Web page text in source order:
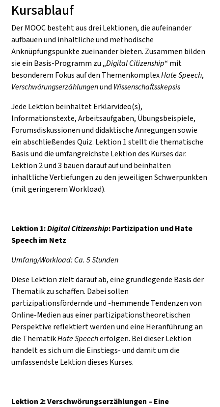
Kursablauf
Der MOOC besteht aus drei Lektionen, die aufeinander
aufbauen und inhaltliche und methodische
Anknüpfungspunkte zueinander bieten. Zusammen bilden
sie ein Basis-Programm zu „Digital Citizenship“ mit
besonderem Fokus auf den ThemenkomplexHate Speech,
Verschwörungserzählungenund Wissenschaftsskepsis
Jede Lektion beinhaltet Erklärvideo(s),
Informationstexte, Arbeitsaufgaben, Übungsbeispiele,
Forumsdiskussionen und didaktische Anregungen sowie
ein abschließendes Quiz. Lektion 1 stellt die thematische
Basis und die umfangreichste Lektion des Kurses dar.
Lektion 2 und 3 bauen darauf auf und beinhalten
inhaltliche Vertiefungen zu den jeweiligen Schwerpunkten
(mit geringerem Workload).
Lektion 1:Digital Citizenship: Partizipation und Hate
Speech im Netz
Umfang/Workload: Ca. 5 Stunden
Diese Lektion zielt darauf ab, eine grundlegende Basis der
Thematik zu schaffen. Dabei sollen
partizipationsfördernde und -hemmende Tendenzen von
Online-Medien aus einer partizipationstheoretischen
Perspektive reflektiert werden und eine Heranführung an
die ThematikHate Speecherfolgen. Bei dieser Lektion
handelt es sich um die Einstiegs- und damit um die
umfassendste Lektion dieses Kurses.
Lektion 2: Verschwörungserzählungen – Eine